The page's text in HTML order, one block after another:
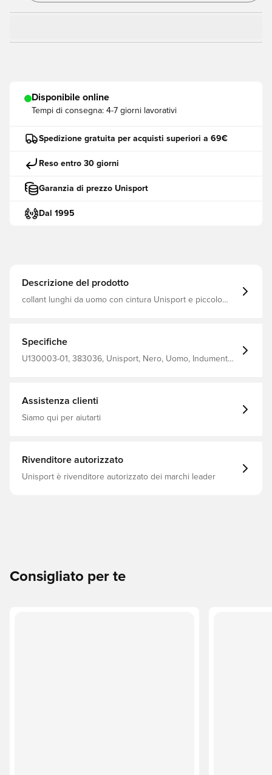
Disponibile online
Tempi di consegna: 4-7 giorni lavorativi
Spedizione gratuita per acquisti superiori a 69€
Reso entro 30 giorni
Garanzia di prezzo Unisport
Dal 1995
Descrizione del prodotto
collant lunghi da uomo con cintura Unisport e piccolo
Specifiche
U130003-01, 383036, Unisport, Nero, Uomo, Indumento
Assistenza clienti
Siamo qui per aiutarti
Rivenditore autorizzato
Unisport è rivenditore autorizzato dei marchi leader
Consigliato per te